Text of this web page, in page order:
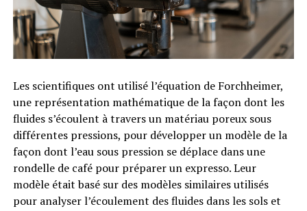
Les scientifiques ont utilisé l’équation de Forchheimer,
une représentation mathématique de la façon dont les
fluides s’écoulent à travers un matériau poreux sous
différentes pressions, pour développer un modèle de la
façon dont l’eau sous pression se déplace dans une
rondelle de café pour préparer un expresso. Leur
modèle était basé sur des modèles similaires utilisés
pour analyser l’écoulement des fluides dans les sols et